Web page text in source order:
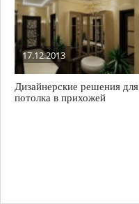
17.12.2013
Дизайнерские решения для
потолка в прихожей